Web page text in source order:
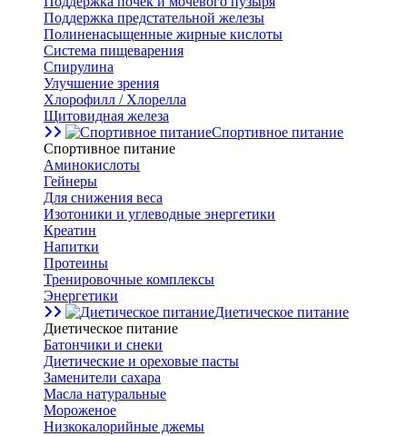
Поддержка предстательной железы
Полиненасыщенные жирные кислоты
Система пищеварения
Спирулина
Улучшение зрения
Хлорофилл / Хлорелла
Щитовидная железа
Спортивное питание
Спортивное питание
Аминокислоты
Гейнеры
Для снижения веса
Изотоники и углеводные энергетики
Креатин
Напитки
Протеины
Тренировочные комплексы
Энергетики
Диетическое питание
Диетическое питание
Батончики и снеки
Диетические и ореховые пасты
Заменители сахара
Масла натуральные
Мороженое
Низкокалорийные джемы